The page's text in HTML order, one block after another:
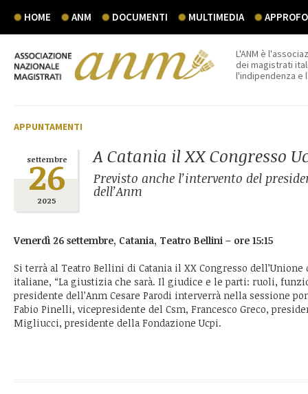
HOME ANM DOCUMENTI MULTIMEDIA
L'ANM è
dei magistrati
l'indipendenza e
APPUNTAMENTI
settembre
26
2025
A Catania il XX Congresso
Previsto anche l’intervento del
dell’Anm
Venerdì 26 settembre, Catania, Teatro Bellini – ore 15:15
Si terrà al Teatro Bellini di Catania il XX Congresso
italiane, “La giustizia che sarà. Il giudice e le parti: ruoli,
presidente dell’Anm Cesare Parodi interverrà nella sessione
Fabio Pinelli, vicepresidente del Csm, Francesco Greco,
Migliucci, presidente della Fondazione Ucpi.